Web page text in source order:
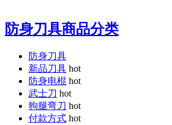
防身刀具商品分类
防身刀具
新品刀具 hot
防身电棍 hot
武士刀 hot
狗腿弯刀 hot
付款方式 hot